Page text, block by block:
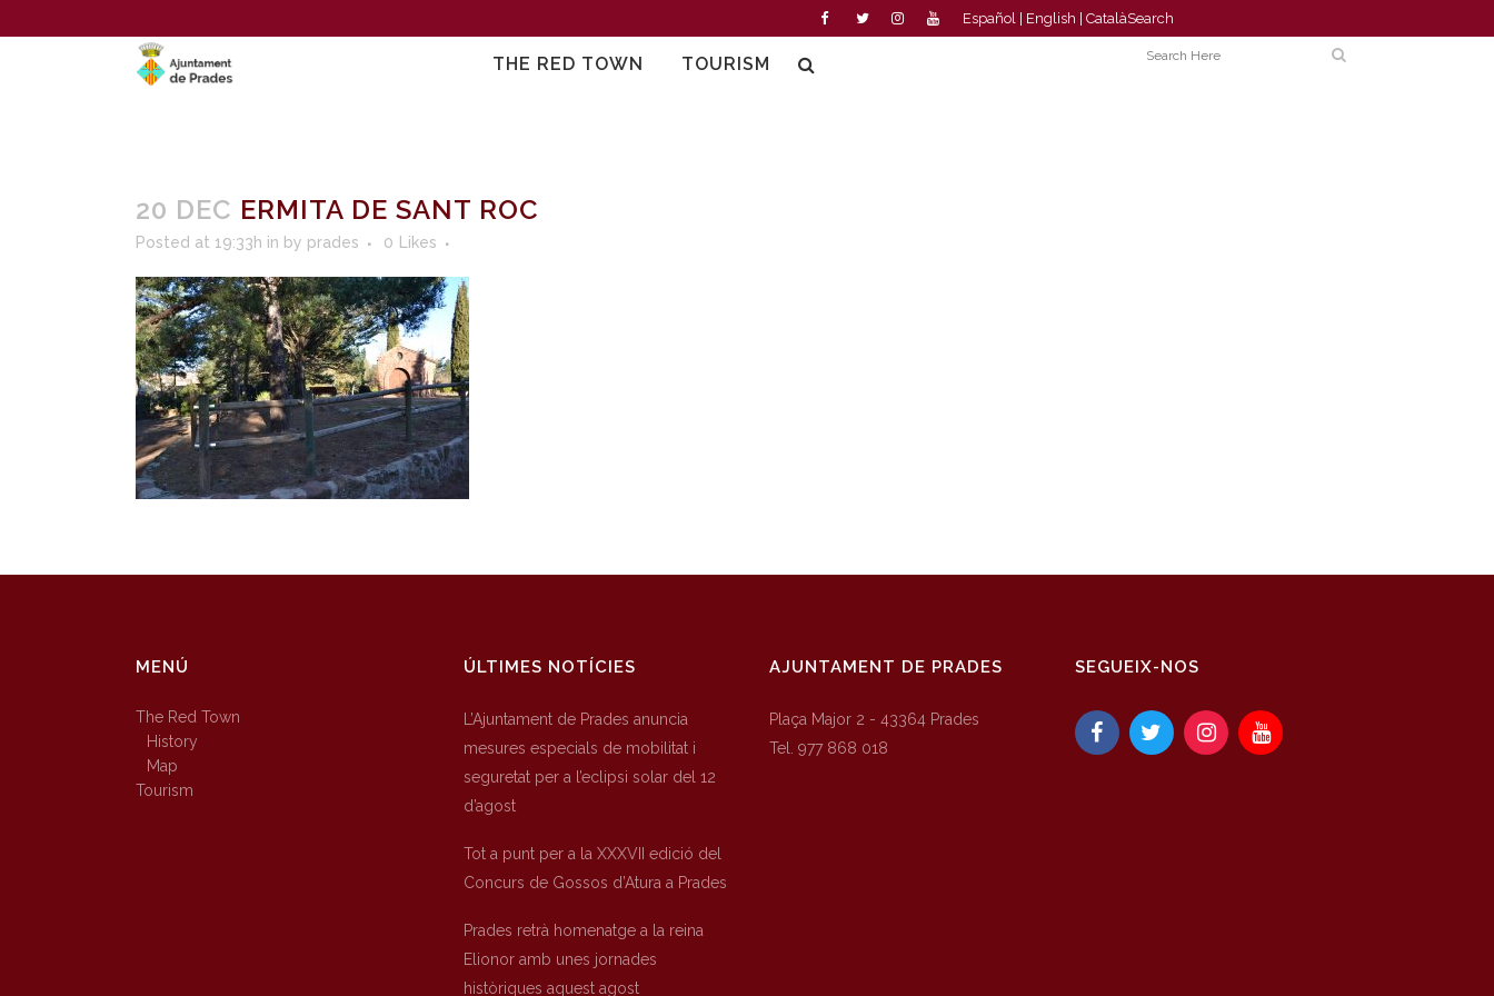
Español English CatalàSearch
THE RED TOWN TOURISM
20 DEC ERMITA DE SANT ROC
Posted at 19:33h in by prades 0 Likes
MENÚ
The Red Town
History
Map
Tourism
ÚLTIMES NOTÍCIES
L’Ajuntament de Prades anuncia
mesures especials de mobilitat i
seguretat per a l’eclipsi solar del 12
d’agost
Tot a punt per a la XXXVII edició del
Concurs de Gossos d’Atura a Prades
Prades retrà homenatge a la reina
Elionor amb unes jornades
històriques aquest agost
AJUNTAMENT DE PRADES
Plaça Major 2 - 43364 Prades
Tel. 977 868 018
SEGUEIX-NOS